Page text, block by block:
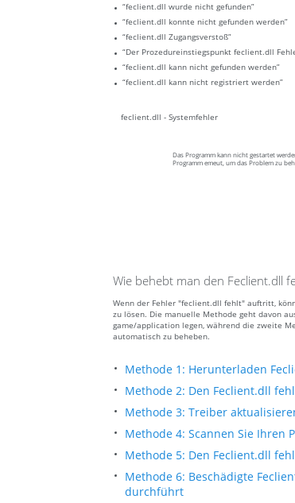
“feclient.dll wurde nicht gefunden”
“feclient.dll konnte nicht gefunden werden”
“feclient.dll Zugangsverstoß”
“Der Prozedureinstiegspunkt feclient.dll
“feclient.dll kann nicht gefunden werden”
“feclient.dll kann nicht registriert werden”
feclient.dll - Systemfehler
Das Programm kann nicht gestartet
Programm emeut, um das Problem zu
Wie behebt man den Feclient.dll
Wenn der Fehler "feclient.dll fehlt" auftritt,
zu lösen. Die manuelle Methode geht davon
game/application legen, während die zweite
automatisch zu beheben.
Methode 1: Herunterladen
Methode 2: Den Feclient.dll
Methode 3: Treiber
Methode 4: Scannen Sie Ihren
Methode 5: Den Feclient.dll
Methode 6: Beschädigte
durchführt